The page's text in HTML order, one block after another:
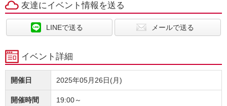
友達にイベント情報を送る
LINEで送る メールで送る
イベント詳細
開催日 2025年05月26日(月)
開催時間 19:00～